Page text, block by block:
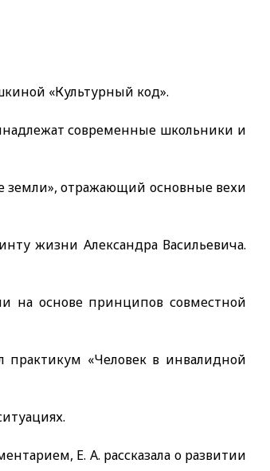
«Культурный код».
современные школьники и
земли», отражающий основные вехи
жизни Александра Васильевича.
на основе принципов совместной
практикум «Человек в инвалидной
Е. А. рассказала о развитии